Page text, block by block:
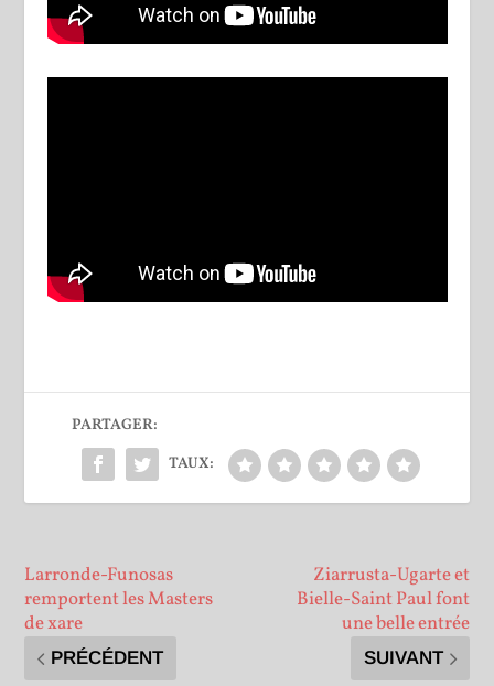
PARTAGER:
TAUX:
Larronde-Funosas
remportent les Masters
de xare
PRÉCÉDENT
Ziarrusta-Ugarte et
Bielle-Saint Paul font
une belle entrée
SUIVANT